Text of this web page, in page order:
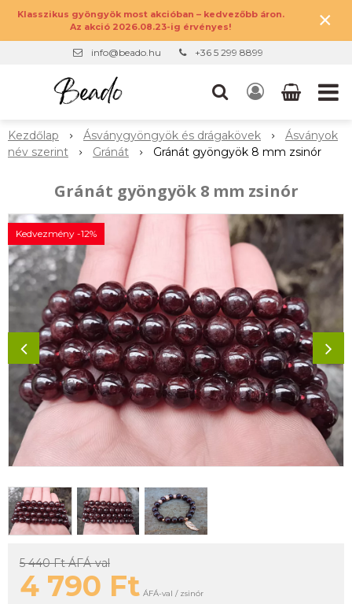
Klasszikus gyöngyök most akcióban – kedvezőbb áron.
Az akció 2026.08.23-ig érvényes!
×
info@beado.hu +36 5 299 8899
Kezdőlap Ásványgyöngyök és drágakövek
Ásványok
név szerint
Gránát Gránát gyöngyök 8 mm zsinór
Gránát gyöngyök 8 mm zsinór
Kedvezmény -12%
5 440 FtÁFÁ-val
4 790 Ft ÁFÁ-val / zsinór